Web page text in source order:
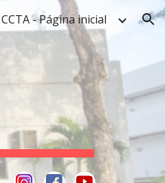
CCTA - Página inicial